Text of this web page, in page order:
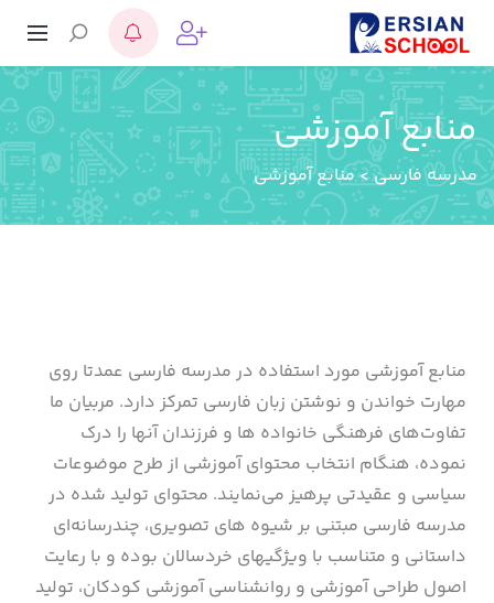
منابع آموزشی
مدرسه فارسی>منابع آموزشی
منابع آموزشی مورد استفاده در مدرسه فارسی عمدتا روی
مهارت خواندن و نوشتن زبان فارسی تمرکز دارد. مربیان ما
تفاوت‌های فرهنگی خانواده ها و فرزندان آنها را درک
نموده، هنگام انتخاب محتوای آموزشی از طرح موضوعات
سیاسی و عقیدتی پرهیز می‌نمایند. محتوای تولید شده در
مدرسه فارسی مبتنی بر شیوه های تصویری، چندرسانه‌ای
داستانی و متناسب با ویژگیهای خردسالان بوده و با رعایت
اصول طراحی آموزشی و روانشناسی آموزشی کودکان، تولید